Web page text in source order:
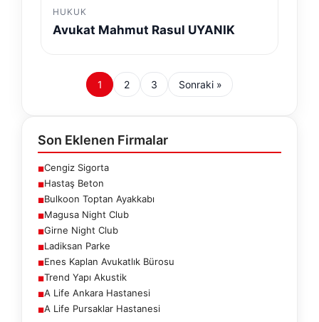
HUKUK
Avukat Mahmut Rasul UYANIK
1 2 3 Sonraki »
Son Eklenen Firmalar
■Cengiz Sigorta
■Hastaş Beton
■Bulkoon Toptan Ayakkabı
■Magusa Night Club
■Girne Night Club
■Ladiksan Parke
■Enes Kaplan Avukatlık Bürosu
■Trend Yapı Akustik
■A Life Ankara Hastanesi
■A Life Pursaklar Hastanesi